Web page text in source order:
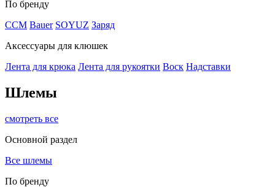
По бренду
CCM Bauer SOYUZ Заряд
Аксессуары для клюшек
Лента для крюка Лента для рукоятки Воск Надставки
Шлемы
смотреть все
Основной раздел
Все шлемы
По бренду